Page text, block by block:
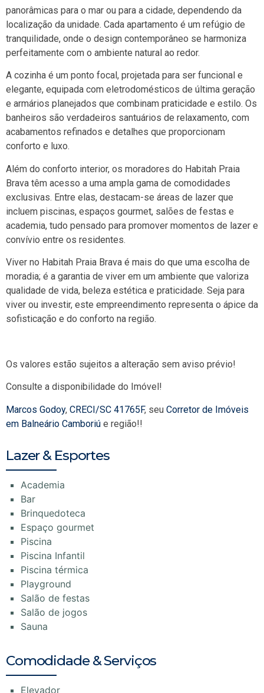
panorâmicas para o mar ou para a cidade, dependendo da
localização da unidade. Cada apartamento é um refúgio de
tranquilidade, onde o design contemporâneo se harmoniza
perfeitamente com o ambiente natural ao redor.
A cozinha é um ponto focal, projetada para ser funcional e
elegante, equipada com eletrodomésticos de última geração
e armários planejados que combinam praticidade e estilo. Os
banheiros são verdadeiros santuários de relaxamento, com
acabamentos refinados e detalhes que proporcionam
conforto e luxo.
Além do conforto interior, os moradores do Habitah Praia
Brava têm acesso a uma ampla gama de comodidades
exclusivas. Entre elas, destacam-se áreas de lazer que
incluem piscinas, espaços gourmet, salões de festas e
academia, tudo pensado para promover momentos de lazer e
convívio entre os residentes.
Viver no Habitah Praia Brava é mais do que uma escolha de
moradia; é a garantia de viver em um ambiente que valoriza
qualidade de vida, beleza estética e praticidade. Seja para
viver ou investir, este empreendimento representa o ápice da
sofisticação e do conforto na região.
Os valores estão sujeitos a alteração sem aviso prévio!
Consulte a disponibilidade do Imóvel!
Marcos Godoy, CRECI/SC 41765F, seu Corretor de Imóveis
em Balneário Camboriú e região!!
Lazer & Esportes
Academia
Bar
Brinquedoteca
Espaço gourmet
Piscina
Piscina Infantil
Piscina térmica
Playground
Salão de festas
Salão de jogos
Sauna
Comodidade & Serviços
Elevador